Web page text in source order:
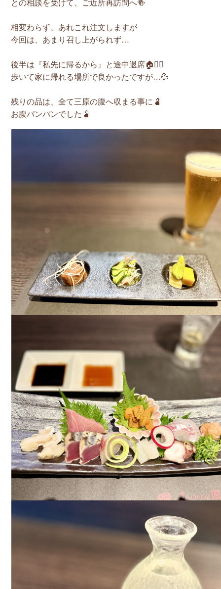
との相談を受けて、ご近所再訪問へ🍻
相変わらず、あれこれ注文しますが
今回は、あまり召し上がられず…
後半は『私先に帰るから』と途中退席🏠🚶‍♀️
歩いて家に帰れる場所で良かったですが…💦
残りの品は、全て三原の腹へ収まる事に🫃
お腹パンパンでした🫄